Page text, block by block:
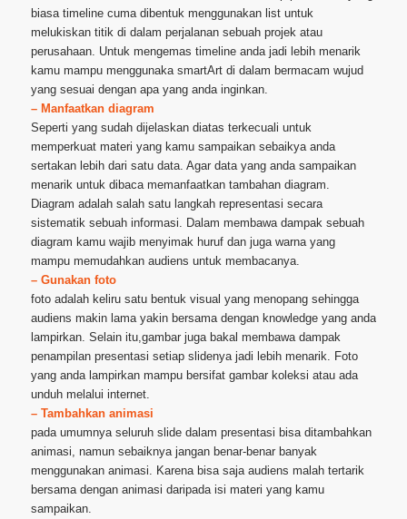
biasa timeline cuma dibentuk menggunakan list untuk
melukiskan titik di dalam perjalanan sebuah projek atau
perusahaan. Untuk mengemas timeline anda jadi lebih menarik
kamu mampu menggunaka smartArt di dalam bermacam wujud
yang sesuai dengan apa yang anda inginkan.
– Manfaatkan diagram
Seperti yang sudah dijelaskan diatas terkecuali untuk
memperkuat materi yang kamu sampaikan sebaikya anda
sertakan lebih dari satu data. Agar data yang anda sampaikan
menarik untuk dibaca memanfaatkan tambahan diagram.
Diagram adalah salah satu langkah representasi secara
sistematik sebuah informasi. Dalam membawa dampak sebuah
diagram kamu wajib menyimak huruf dan juga warna yang
mampu memudahkan audiens untuk membacanya.
– Gunakan foto
foto adalah keliru satu bentuk visual yang menopang sehingga
audiens makin lama yakin bersama dengan knowledge yang anda
lampirkan. Selain itu,gambar juga bakal membawa dampak
penampilan presentasi setiap slidenya jadi lebih menarik. Foto
yang anda lampirkan mampu bersifat gambar koleksi atau ada
unduh melalui internet.
– Tambahkan animasi
pada umumnya seluruh slide dalam presentasi bisa ditambahkan
animasi, namun sebaiknya jangan benar-benar banyak
menggunakan animasi. Karena bisa saja audiens malah tertarik
bersama dengan animasi daripada isi materi yang kamu
sampaikan.